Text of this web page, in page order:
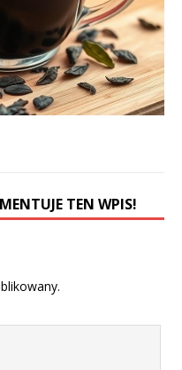
TEN WPIS!